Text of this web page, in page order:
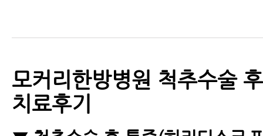
모커리한방병원 척추수술
치료후기